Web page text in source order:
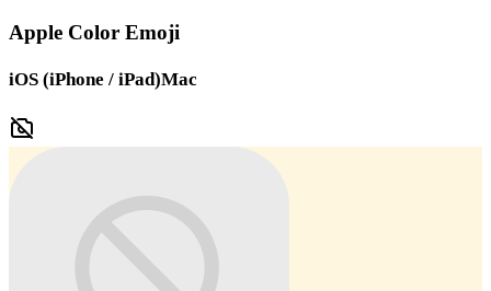
Apple Color Emoji
iOS (iPhone / iPad)Mac